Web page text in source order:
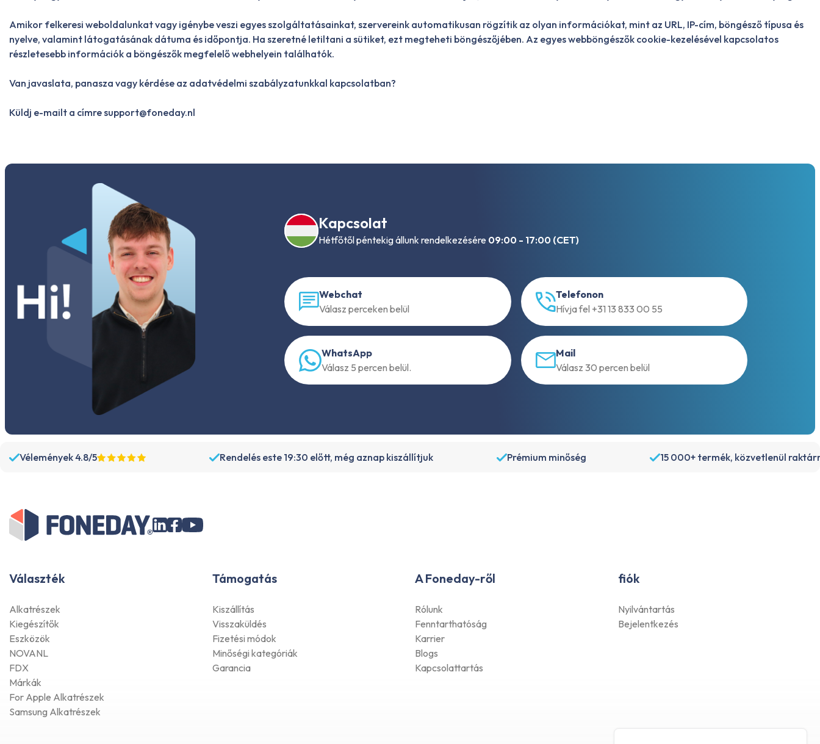
Amikor felkeresi weboldalunkat vagy igénybe veszi egyes szolgáltatásainkat, szervereink automatikusan rögzítik az olyan információkat, mint az URL, IP-cím, böngésző típusa és
nyelve, valamint látogatásának dátuma és időpontja. Ha szeretné letiltani a sütiket, ezt megteheti böngészőjében. Az egyes webböngészők cookie-kezelésével kapcsolatos
részletesebb információk a böngészők megfelelő webhelyein találhatók.
Van javaslata, panasza vagy kérdése az adatvédelmi szabályzatunkkal kapcsolatban?
Küldj e-mailt a címresupport@foneday.nl
Kapcsolat
Hétfőtől péntekig állunk rendelkezésére 09:00 - 17:00 (CET)
Webchat
Válasz perceken belül
Telefonon
Hívja fel +31 13 833 00 55
WhatsApp
Válasz 5 percen belül.
Mail
Válasz 30 percen belül
Vélemények 4.8/5 Rendelés este 19:30 előtt, még aznap kiszállítjuk Prémium minőség 15 000+ termék, közvetlenül
Választék
Alkatrészek
Kiegészítők
Eszközök
NOVANL
FDX
Márkák
For Apple Alkatrészek
Samsung Alkatrészek
Támogatás
Kiszállítás
Visszaküldés
Fizetési módok
Minőségi kategóriák
Garancia
A Foneday-ről
Rólunk
Fenntarthatóság
Karrier
Blogs
Kapcsolattartás
fiók
Nyilvántartás
Bejelentkezés